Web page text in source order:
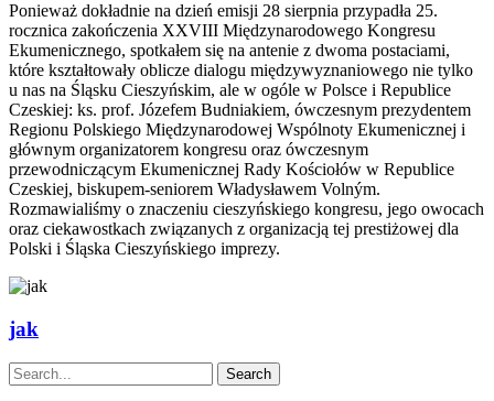
Ponieważ dokładnie na dzień emisji 28 sierpnia przypadła 25.
rocznica zakończenia XXVIII Międzynarodowego Kongresu
Ekumenicznego, spotkałem się na antenie z dwoma postaciami,
które kształtowały oblicze dialogu międzywyznaniowego nie tylko
u nas na Śląsku Cieszyńskim, ale w ogóle w Polsce i Republice
Czeskiej: ks. prof. Józefem Budniakiem, ówczesnym prezydentem
Regionu Polskiego Międzynarodowej Wspólnoty Ekumenicznej i
głównym organizatorem kongresu oraz ówczesnym
przewodniczącym Ekumenicznej Rady Kościołów w Republice
Czeskiej, biskupem-seniorem Władysławem Volným.
Rozmawialiśmy o znaczeniu cieszyńskiego kongresu, jego owocach
oraz ciekawostkach związanych z organizacją tej prestiżowej dla
Polski i Śląska Cieszyńskiego imprezy.
jak
Search